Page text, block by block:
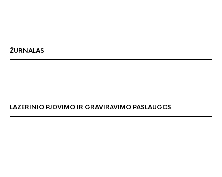
ŽURNALAS
LAZERINIO PJOVIMO IR GRAVIRAVIMO PASLAUGOS